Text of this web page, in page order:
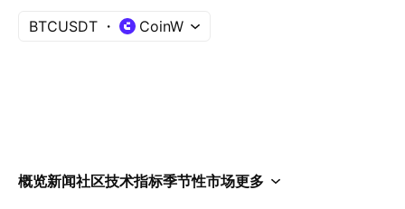
BTCUSDT CoinW
概览新闻社区技术指标季节性市场更多